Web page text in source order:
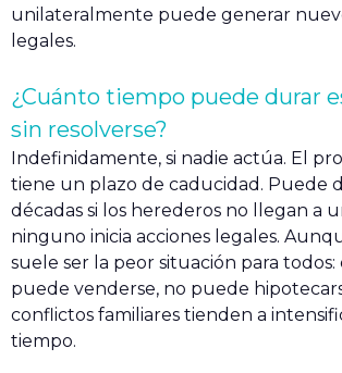
unilateralmente puede generar
legales.
¿Cuánto tiempo puede durar
sin resolverse?
Indefinidamente, si nadie actúa. El
tiene un plazo de caducidad. Puede
décadas si los herederos no llegan a
ninguno inicia acciones legales.
suele ser la peor situación para
puede venderse, no puede
conflictos familiares tienden a
tiempo.